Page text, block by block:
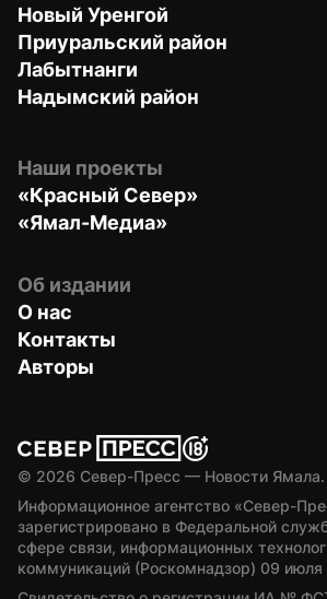
Новый Уренгой
Приуральский район
Лабытнанги
Надымский район
Наши проекты
«Красный Север»
«Ямал-Медиа»
Об издании
О нас
Контакты
Авторы
© 2026 Север-Пресс — Новости Ямала.
Информационное агентство «Север-
зарегистрировано в Федеральной
сфере связи, информационных
коммуникаций (Роскомнадзор) 09 июля